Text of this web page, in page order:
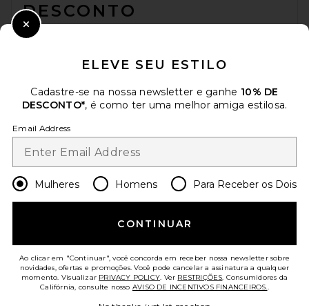
DESCONTO
Quando você se inscreve em nossa newsletter enviando seu e-mail.
Sign Up
Change Country Regions
AJUDE-NOS A MELHORAR!
ATENDIMENTO AO CLIENTE
ELEVE SEU ESTILO
Cadastre-se na nossa newsletter e ganhe 10% DE
DESCONTO*, é como ter uma melhor amiga estilosa.
Email Address
Mulheres Homens Para Receber os Dois
CONTINUAR
Ao clicar em "Continuar", você concorda em receber nossa newsletter sobre
novidades, ofertas e promoções. Você pode cancelar a assinatura a qualquer
momento. Visualizar PRIVACY POLICY. Ver RESTRIÇÕES. Consumidores da
Califórnia, consulte nosso AVISO DE INCENTIVOS FINANCEIROS..
Close Modal